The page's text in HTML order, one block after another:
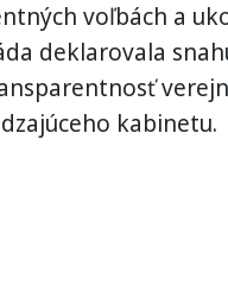
voľbách a
deklarovala
kabinetu.